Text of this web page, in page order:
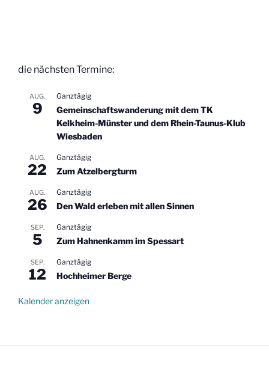
die nächsten Termine:
AUG.
9
Ganztägig
Gemeinschaftswanderung mit dem TK
Kelkheim-Münster und dem Rhein-Taunus-Klub
Wiesbaden
AUG.
22
Ganztägig
Zum Atzelbergturm
AUG.
26
Ganztägig
Den Wald erleben mit allen Sinnen
SEP.
5
Ganztägig
Zum Hahnenkamm im Spessart
SEP.
12
Ganztägig
Hochheimer Berge
Kalender anzeigen